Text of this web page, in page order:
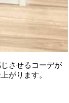
させるコーデが
がります。